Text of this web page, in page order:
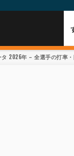
タ 2026年 – 全選手の打率